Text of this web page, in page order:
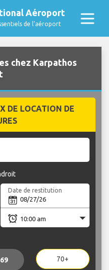
Aéroport
de l’aéroport
chez Karpathos
DE LOCATION DE
Date de restitution
70+